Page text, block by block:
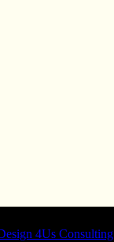
4Us Consulting